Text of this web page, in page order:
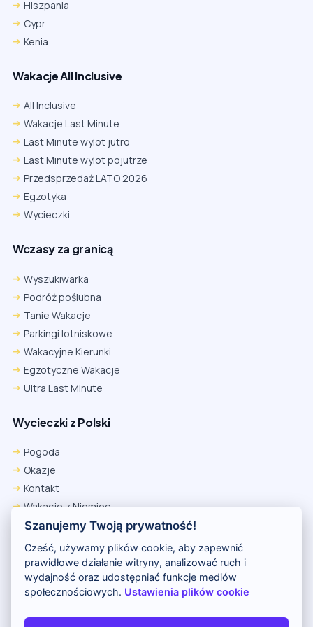
Hiszpania
Cypr
Kenia
Wakacje All Inclusive
All Inclusive
Wakacje Last Minute
Last Minute wylot jutro
Last Minute wylot pojutrze
Przedsprzedaż LATO 2026
Egzotyka
Wycieczki
Wczasy za granicą
Wyszukiwarka
Podróż poślubna
Tanie Wakacje
Parkingi lotniskowe
Wakacyjne Kierunki
Egzotyczne Wakacje
Ultra Last Minute
Wycieczki z Polski
Pogoda
Okazje
Kontakt
Wakacje z Niemiec
Polityka Prywatności
Wakacje w Egipcie
Rankingi hoteli
Szanujemy Twoją prywatność!
Cześć, używamy plików cookie, aby zapewnić
prawidłowe działanie witryny, analizować ruch i
wydajność oraz udostępniać funkcje mediów
społecznościowych. Ustawienia plików cookie